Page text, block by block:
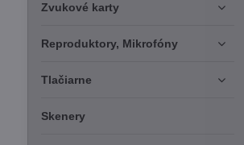
Zvukové karty
Reproduktory, Mikrofóny
Tlačiarne
Skenery